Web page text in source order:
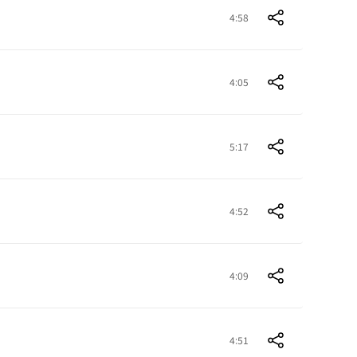
4:58
4:05
5:17
4:52
4:09
4:51